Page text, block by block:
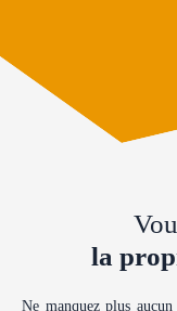
la
Ne manquez plus